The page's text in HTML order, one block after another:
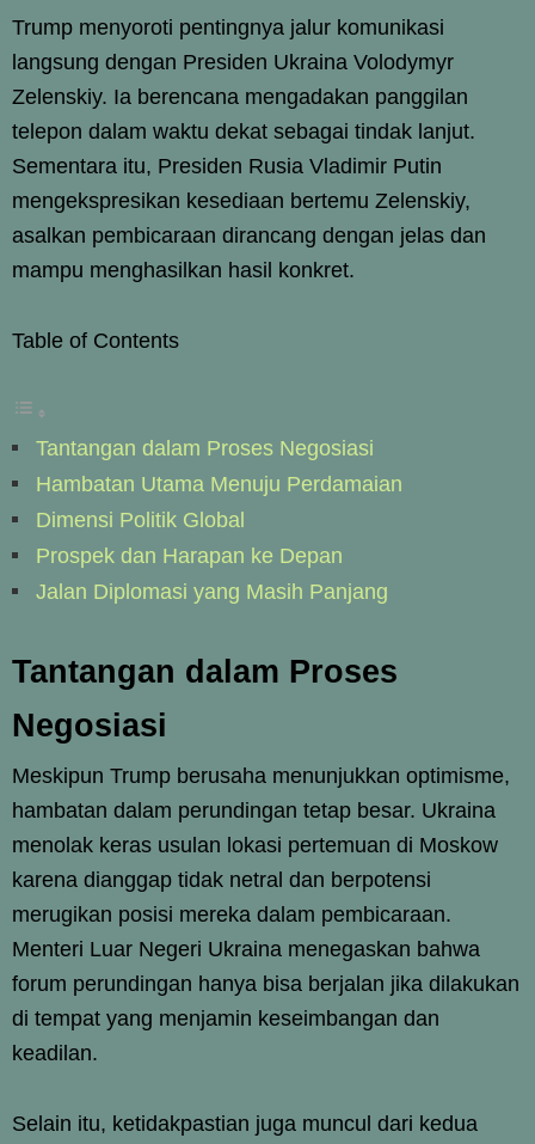
Trump menyoroti pentingnya jalur komunikasi
langsung dengan Presiden Ukraina Volodymyr
Zelenskiy. Ia berencana mengadakan panggilan
telepon dalam waktu dekat sebagai tindak lanjut.
Sementara itu, Presiden Rusia Vladimir Putin
mengekspresikan kesediaan bertemu Zelenskiy,
asalkan pembicaraan dirancang dengan jelas dan
mampu menghasilkan hasil konkret.
Table of Contents
Tantangan dalam Proses Negosiasi
Hambatan Utama Menuju Perdamaian
Dimensi Politik Global
Prospek dan Harapan ke Depan
Jalan Diplomasi yang Masih Panjang
Tantangan dalam Proses
Negosiasi
Meskipun Trump berusaha menunjukkan optimisme,
hambatan dalam perundingan tetap besar. Ukraina
menolak keras usulan lokasi pertemuan di Moskow
karena dianggap tidak netral dan berpotensi
merugikan posisi mereka dalam pembicaraan.
Menteri Luar Negeri Ukraina menegaskan bahwa
forum perundingan hanya bisa berjalan jika dilakukan
di tempat yang menjamin keseimbangan dan
keadilan.
Selain itu, ketidakpastian juga muncul dari kedua